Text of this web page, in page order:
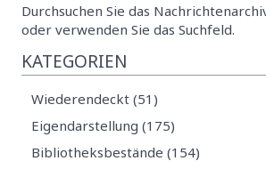
Durchsuchen Sie das
oder verwenden Sie das Suchfeld.
KATEGORIEN
Wiederendeckt (51)
Eigendarstellung (175)
Bibliotheksbestände (154)